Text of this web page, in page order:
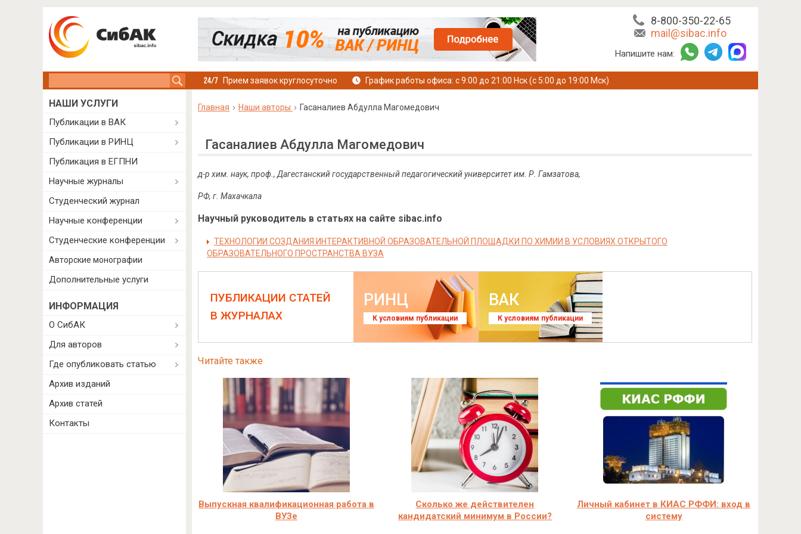
8-800-350-22-65
mail@sibac.info
Напишите нам:
Прием заявок круглосуточно График работы офиса: с 9:00 до 21:00 Нск (с 5:00 до 19:00 Мск)
Главная Наши авторы Гасаналиев Абдулла Магомедович
Гасаналиев Абдулла Магомедович
д-р хим. наук, проф., Дагестанский государственный педагогический университет им. Р. Гамзатова,
РФ, г. Махачкала
Научный руководитель в статьях на сайте sibac.info
ТЕХНОЛОГИИ СОЗДАНИЯ ИНТЕРАКТИВНОЙ ОБРАЗОВАТЕЛЬНОЙ ПЛОЩАДКИ ПО ХИМИИ В УСЛОВИЯХ ОТКРЫТОГО
ОБРАЗОВАТЕЛЬНОГО ПРОСТРАНСТВА ВУЗА
ПУБЛИКАЦИИ СТАТЕЙ
В ЖУРНАЛАХ
РИНЦ
К условиям публикации
ВАК
К условиям публикации
Читайте также
Выпускная квалификационная работа в
ВУЗе
Сколько же действителен
кандидатский минимум в России?
Личный кабинет в КИАС РФФИ: вход в
систему
НАШИ УСЛУГИ
Публикации в ВАК
Публикации в РИНЦ
Публикация в ЕГПНИ
Научные журналы
Студенческий журнал
Научные конференции
Студенческие конференции
Авторские монографии
Дополнительные услуги
ИНФОРМАЦИЯ
О СибАК
Для авторов
Где опубликовать статью
Архив изданий
Архив статей
Контакты